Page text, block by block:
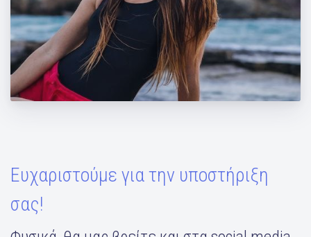
Ασκήσεις για ώμους και πλάτη!
Ευχαριστούμε για την υποστήριξη
σας!